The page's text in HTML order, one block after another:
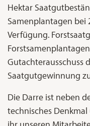
Hektar
Samenplantagen bei
Verfügung.
Gutachterausschuss
Saatgutgewinnung
Die Darre ist neben
technisches